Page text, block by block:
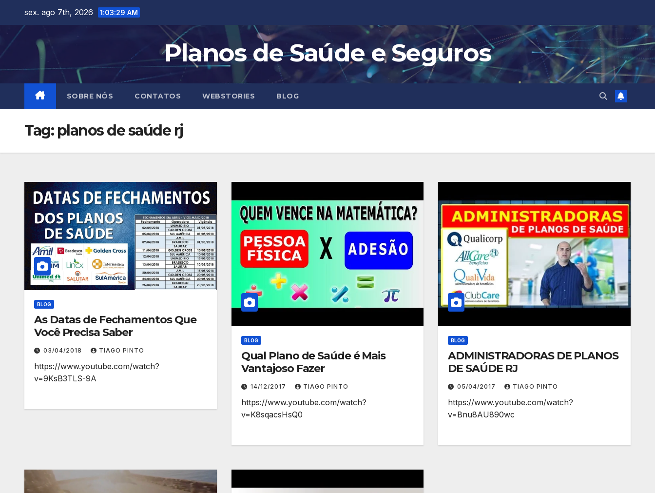
content
sex. ago 7th, 2026 1:03:30 AM
Planos de Saúde e Seguros
SOBRE NÓS CONTATOS WEBSTORIES BLOG
Tag: planos de saúde rj
BLOG
As Datas de Fechamentos Que
Você Precisa Saber
03/04/2018 TIAGO PINTO
https://www.youtube.com/watch?
v=9KsB3TLS-9A
BLOG
Qual Plano de Saúde é Mais
Vantajoso Fazer
14/12/2017 TIAGO PINTO
https://www.youtube.com/watch?
v=K8sqacsHsQ0
BLOG
ADMINISTRADORAS DE PLANOS
DE SAÚDE RJ
05/04/2017 TIAGO PINTO
https://www.youtube.com/watch?
v=Bnu8AU890wc